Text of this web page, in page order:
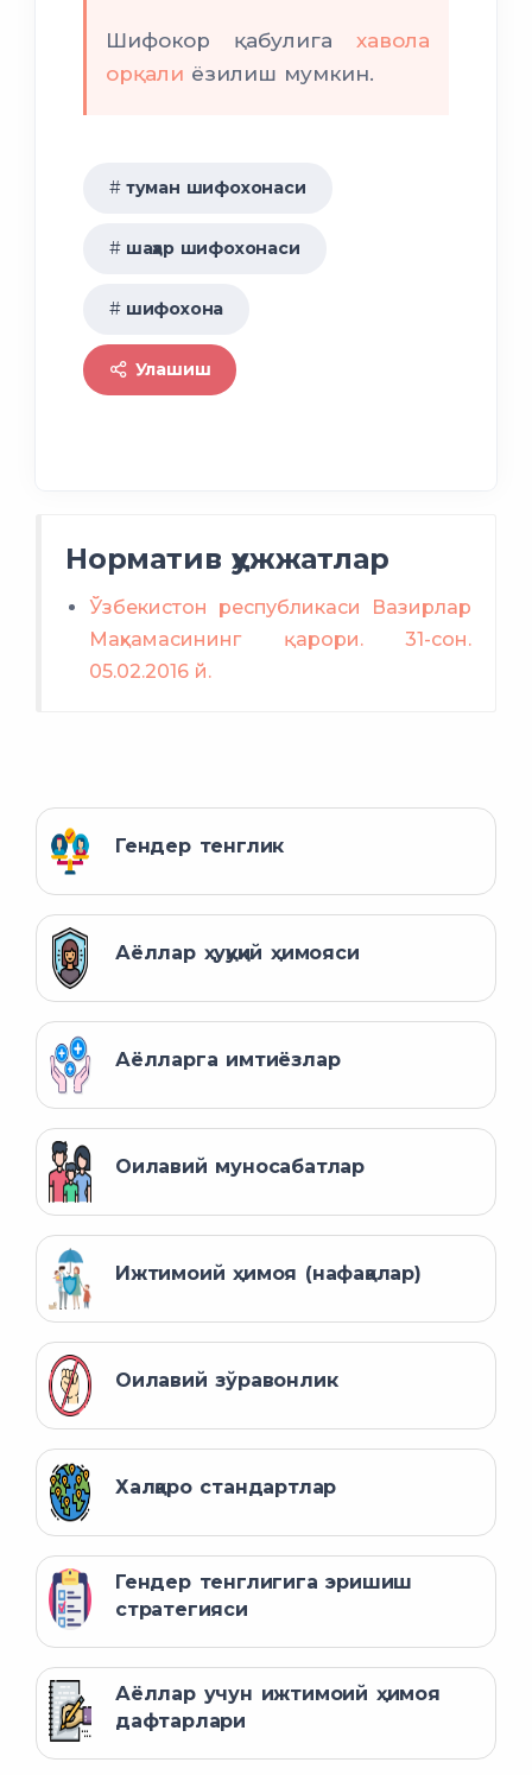
Шифокор қабулига хавола
орқали ёзилиш мумкин.
туман шифохонаси
шаҳар шифохонаси
шифохона
Улашиш
Норматив ҳужжатлар
Ўзбекистон республикаси Вазирлар
Маҳкамасининг қарори. 31-сон.
05.02.2016 й.
Гендер тенглик
Аёллар ҳуқуқий ҳимояси
Аёлларга имтиёзлар
Оилавий муносабатлар
Ижтимоий ҳимоя (нафақалар)
Оилавий зўравонлик
Халқаро стандартлар
Гендер тенглигига эришиш
стратегияси
Аёллар учун ижтимоий ҳимоя
дафтарлари